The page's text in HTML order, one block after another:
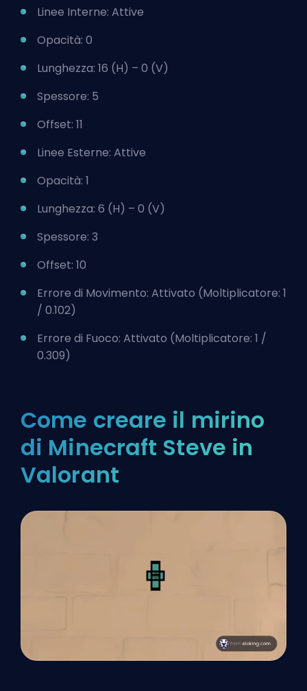
Linee Interne: Attive
Opacità: 0
Lunghezza: 16 (H) – 0 (V)
Spessore: 5
Offset: 11
Linee Esterne: Attive
Opacità: 1
Lunghezza: 6 (H) – 0 (V)
Spessore: 3
Offset: 10
Errore di Movimento: Attivato (Moltiplicatore: 1
/ 0.102)
Errore di Fuoco: Attivato (Moltiplicatore: 1 /
0.309)
Come creare il mirino
di Minecraft Steve in
Valorant